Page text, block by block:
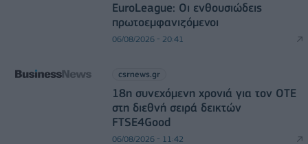
EuroLeague: Οι ενθουσιώδεις
πρωτοεμφανιζόμενοι
06/08/2026 - 20:41
csrnews.gr
18η συνεχόμενη χρονιά για τον ΟΤΕ
στη διεθνή σειρά δεικτών
FTSE4Good
06/08/2026 - 11:42